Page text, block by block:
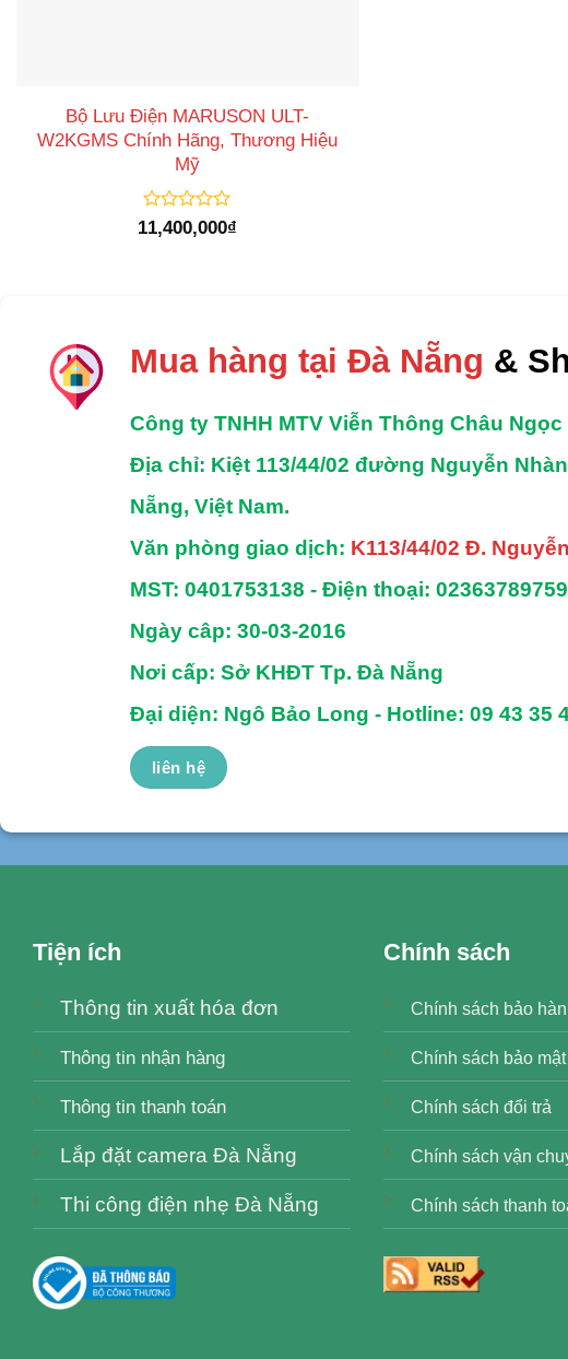
Bộ Lưu Điện MARUSON ULT-
W2KGMS Chính Hãng, Thương Hiệu
Mỹ
Được
xếp
11,400,000₫
Mua hàng tại Đà Nẵng &
Công ty TNHH MTV Viễn Thông Châu
Địa chỉ: Kiệt 113/44/02 đường Nguyễn
Nẵng, Việt Nam.
Văn phòng giao dịch: K113/44/02 Đ.
MST: 0401753138 -Điện thoại: 02363789759
Ngày câp: 30-03-2016
Nơi cấp: Sở KHĐT Tp. Đà Nẵng
Đại diện: Ngô Bảo Long - Hotline: 09 43 35
liên hệ
Tiện ích
Thông tin xuất hóa đơn
Thông tin nhận hàng
Thông tin thanh toán
Lắp đặt camera Đà Nẵng
Thi công điện nhẹ Đà Nẵng
Chính sách
Chính sách bảo
Chính sách bảo
Chính sách đổi trả
Chính sách vận
Chính sách thanh